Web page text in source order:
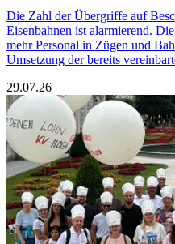
Die Zahl der Übergriffe auf
Eisenbahnen ist alarmierend.
mehr Personal in Zügen und
Umsetzung der bereits
29.07.26